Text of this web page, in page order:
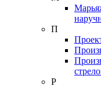
П
Р